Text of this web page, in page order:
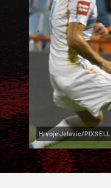
Hrvoje Jelavic/PIXSELL